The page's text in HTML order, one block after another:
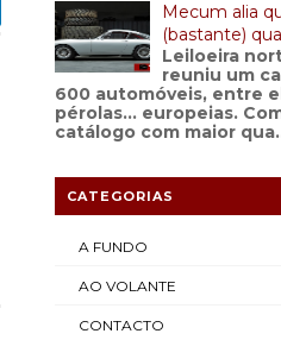
Mecum alia
(bastante)
Leiloeira
reuniu um
600 automóveis, entre
pérolas… europeias.
catálogo com maior
CATEGORIAS
A FUNDO
AO VOLANTE
CONTACTO